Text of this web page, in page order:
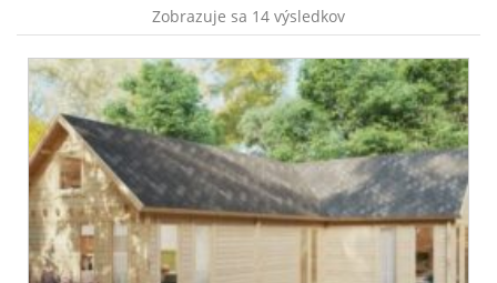
Zobrazuje sa 14 výsledkov